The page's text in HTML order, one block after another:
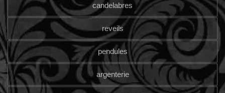
candelabres
reveils
pendules
argenterie